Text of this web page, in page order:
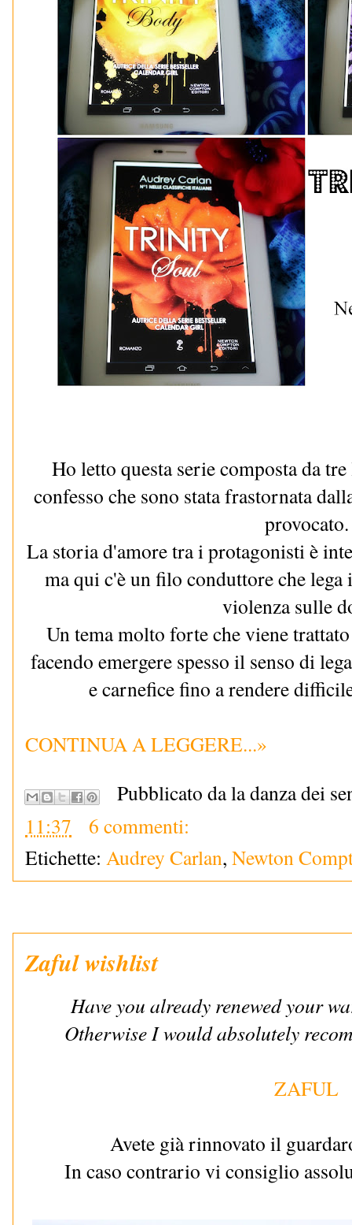
Ho letto questa serie composta da
confesso che sono stata frastornata
provocato.
La storia d'amore tra i protagonisti è
ma qui c'è un filo conduttore che
violenza sulle
Un tema molto forte che viene
facendo emergere spesso il senso di
e carnefice fino a rendere
CONTINUA A LEGGERE...»
Pubblicato da la danza dei
11:37
6 commenti:
Etichette: Audrey Carlan, Newton
Zaful wishlist
Have you already renewed your
Otherwise I would absolutely
ZAFUL
Avete già rinnovato il
In caso contrario vi consiglio